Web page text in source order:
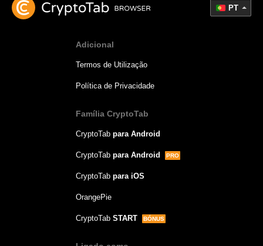
Adicional
Termos de Utilização
Política de Privacidade
Família CryptoTab
CryptoTab para Android
CryptoTab para Android PRO
CryptoTab para iOS
OrangePie
CryptoTab START BÓNUS
PT